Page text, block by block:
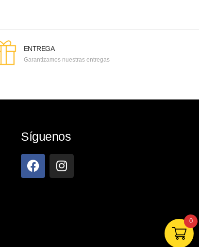
ENTREGA
Garantizamos nuestras entregas
Síguenos
0